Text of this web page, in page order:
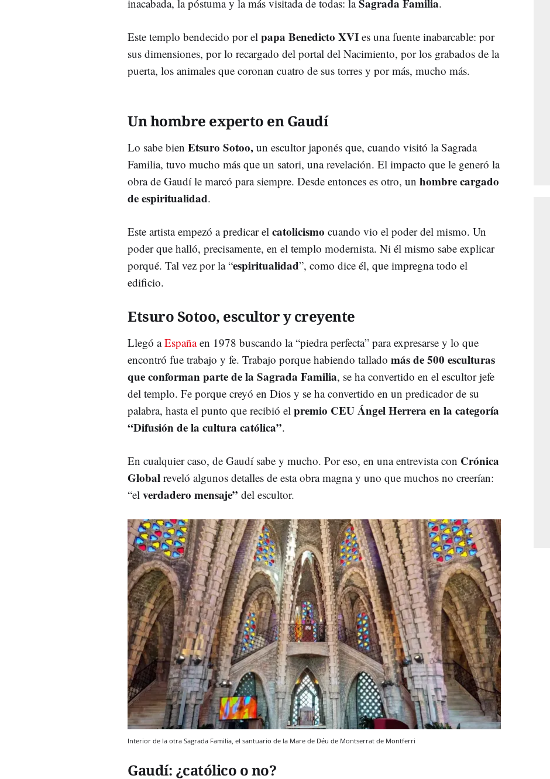
inacabada, la póstuma y la más visitada de todas: la
.
Este templo bendecido por el papa Benedicto XVI es una fuente inabarcable: por
sus dimensiones, por lo recargado del portal del Nacimiento, por los grabados de la
puerta, los animales que coronan cuatro de sus torres y por más, mucho más.
Un hombre experto en Gaudí
Lo sabe bien Etsuro Sotoo, un escultor japonés que, cuando visitó la Sagrada
Familia, tuvo mucho más que un satori, una revelación. El impacto que le generó la
obra de Gaudí le marcó para siempre. Desde entonces es otro, un hombre cargado
de espiritualidad.
Este artista empezó a predicar el catolicismo cuando vio el poder del mismo. Un
poder que halló, precisamente, en el templo modernista. Ni él mismo sabe explicar
porqué. Tal vez por la “espiritualidad”, como dice él, que impregna todo el
edificio.
Etsuro Sotoo, escultor y creyente
Llegó aEspañaen 1978 buscando la “piedra perfecta” para expresarse y lo que
encontró fue trabajo y fe. Trabajo porque habiendo tallado más de 500 esculturas
que conforman parte de la Sagrada Familia, se ha convertido en el escultor jefe
del templo. Fe porque creyó en Dios y se ha convertido en un predicador de su
palabra, hasta el punto que recibió el premio CEU Ángel Herrera en la categoría
“Difusión de la cultura católica”.
En cualquier caso, de Gaudí sabe y mucho. Por eso, en una entrevista con Crónica
Global reveló algunos detalles de esta obra magna y uno que muchos no creerían:
“el verdadero mensaje” del escultor.
Interior de la otra Sagrada Familia, el santuario de la Mare de Déu de Montserrat de Montferri
Gaudí: ¿católico o no?